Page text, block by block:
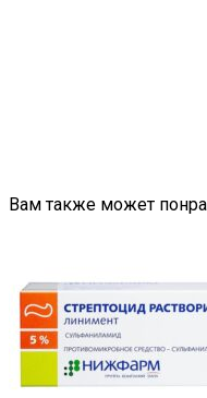
Вам также может